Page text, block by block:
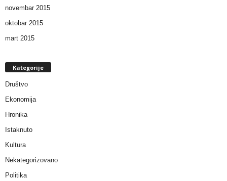
novembar 2015
oktobar 2015
mart 2015
Kategorije
Društvo
Ekonomija
Hronika
Istaknuto
Kultura
Nekategorizovano
Politika